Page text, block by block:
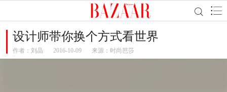
设计师带你换个方式看世界
作者： 刘晶 2016-10-09 来源：时尚芭莎